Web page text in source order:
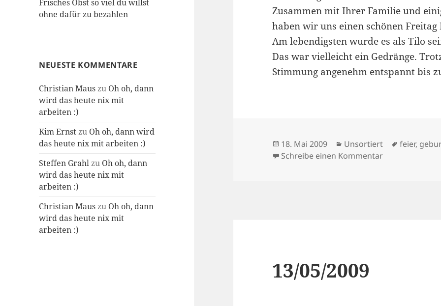
Frisches Obst so viel du willst
ohne dafür zu bezahlen
NEUESTE KOMMENTARE
Christian Mauszu Oh oh, dann
wird das heute nix mit
arbeiten :)
Kim Ernstzu Oh oh, dann wird
das heute nix mit arbeiten :)
Steffen Grahlzu Oh oh, dann
wird das heute nix mit
arbeiten :)
Christian Mauszu Oh oh, dann
wird das heute nix mit
arbeiten :)
Zusammen mit Ihrer Familie und
haben wir uns einen schönen
Am lebendigsten wurde es als Tilo
Das war vielleicht ein Gedränge.
Stimmung angenehm entspannt bis
Veröffentlicht
am
18. Mai 2009 Kategorien
Unsortiert feier,
Schreibe einen Kommentarzu 18/05/2009
13/05/2009